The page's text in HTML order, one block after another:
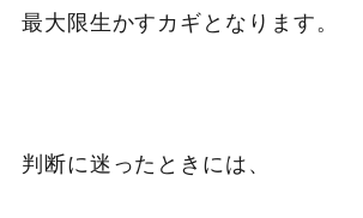
最大限生かすカギとなります。
判断に迷ったときには、